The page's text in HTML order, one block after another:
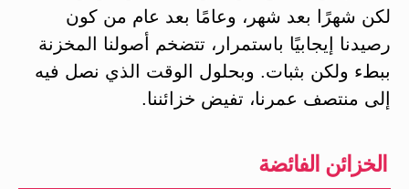
لكن شهرًا بعد شهر، وعامًا بعد عام من كون
رصيدنا إيجابيًا باستمرار، تتضخم أصولنا المخزنة
ببطء ولكن بثبات. وبحلول الوقت الذي نصل فيه
إلى منتصف عمرنا، تفيض خزائننا.
الخزائن الفائضة